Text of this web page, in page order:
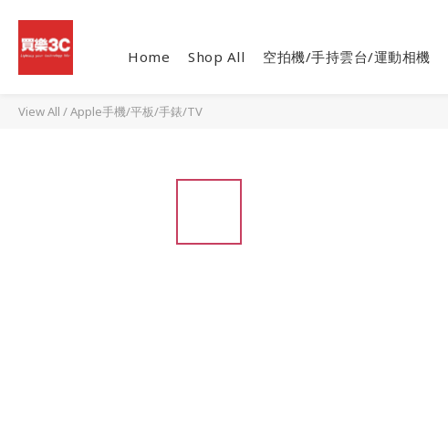
Home Shop All 空拍機/手持雲台/運動相機
View All /Apple手機/平板/手錶/TV